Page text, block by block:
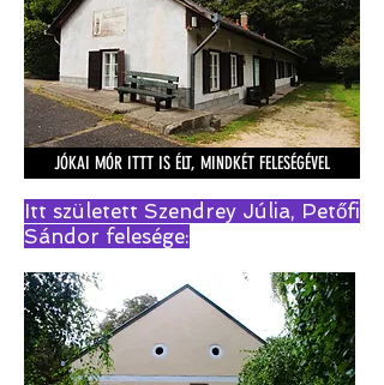
JÓKAI MÓR ITTT IS ÉLT, MINDKÉT FELESÉGÉVEL
Itt született Szendrey Júlia, Petőfi
Sándor felesége: